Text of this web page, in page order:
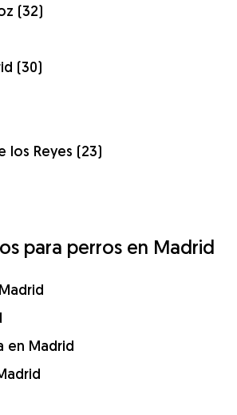
(32)
(30)
los Reyes (23)
para perros en Madrid
en Madrid